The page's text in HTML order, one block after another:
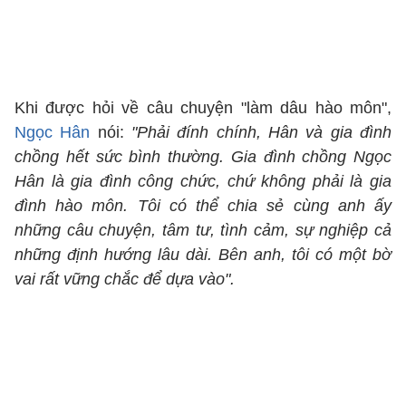
Khi được hỏi về câu chuyện "làm dâu hào môn",
Ngọc Hân nói: "Phải đính chính, Hân và gia đình
chồng hết sức bình thường. Gia đình chồng Ngọc
Hân là gia đình công chức, chứ không phải là gia
đình hào môn. Tôi có thể chia sẻ cùng anh ấy
những câu chuyện, tâm tư, tình cảm, sự nghiệp cả
những định hướng lâu dài. Bên anh, tôi có một bờ
vai rất vững chắc để dựa vào".